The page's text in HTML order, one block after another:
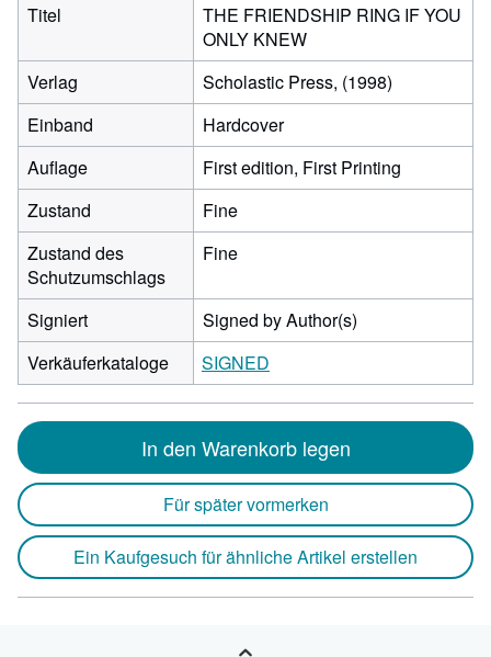
Titel
THE FRIENDSHIP RING IF YOU
ONLY KNEW
Verlag
Scholastic Press, (1998)
Einband
Hardcover
Auflage
First edition, First Printing
Zustand
Fine
Zustand des
Schutzumschlags
Fine
Signiert
Signed by Author(s)
Verkäuferkataloge
SIGNED
In den Warenkorb legen
Für später vormerken
Ein Kaufgesuch für ähnliche Artikel erstellen